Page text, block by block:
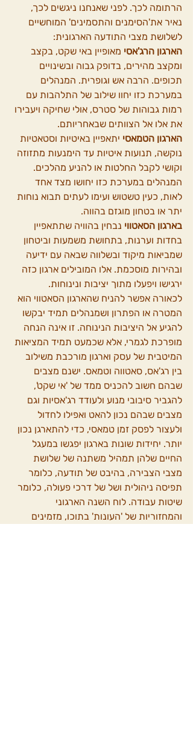
הרתומה לכך. לפני שאנחנו ניגשים לכך,
נאיר את'הסימנים והתסמינים' המוחשיים
לשלושת מצבי התודעה הארגונית:
הארגון הרג'אסי מאופיין באי שקט, בקצב
ומקצב מהירים, בדופק גבוה ובשינויים
תכופים. הרבה אש וגופרית. המנהלים
במערכת כזו יחוו שילוב של התלהבות עם
רמות גבוהות של סטרס, אולי שחיקה ויעבירו
את אלו אל הצוותים שבאחריותם.
הארגון הטמאסי יתאפיין באיטיות וסטאטיות
נוקשה, תנועות איטיות עד הימנעות מתזוזה
וקושי לקבל החלטות או להניע מהלכים.
המנהלים במערכת כזו יחושו מצד אחד
לאות, כעין טשטוש ועימו לעתים תבוא נוחות
יתר או בטחון מוגזם בהווה.
בארגון הסאטווי נבחין בהוויה שתתאפיין
בחדות וערנות, בתחושת משמעות וביטחון
שמביאות מיקוד ובשלווה שבאה עם ידיעה
ובהירות מוסכמת. אלו המובילים ארגון כזה
ירגישו ויפעלו מתוך יציבות ונינוחות.
לכאורה אפשר להניח שהארגון הסאטווי הוא
המטרה או הפתרון ושמנהלים תמיד יבקשו
להגיע אל היציבות הנינוחה. זו אינה הנחה
מופרכת לגמרי, אלא שכמעט תמיד המציאות
המיטבית של עסק וארגון מורכבת משילוב
בין רג'אס, סאטווה וטמאס. ישנם מצבים
שבהם חשוב להכניס ממד של 'אי שקט',
להגביר סיבובי מנוע ולעודד רג'אסיות וגם
מצבים שבהם נכון להאט ואפילו לחדול
ולעצור לפסק זמן טמאסי, כדי להתארגן נכון
יותר. יחידות שונות בארגון יפגשו במעגל
החיים שלהן תמהיל משתנה של שלושת
מצבי הצבירה, בהיבט של תודעה, כלומר
תפיסה ניהולית ושל של דרכי פעולה, כלומר
שיטות עבודה. לוח השנה הארגוני
והמחזוריות של 'העונות' בתוכו, מזמינים